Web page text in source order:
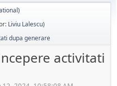
Liviu Lalescu)
dupa generare
activitati